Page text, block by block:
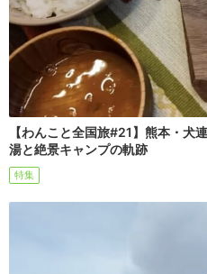
【わんこと全国旅#21】熊本・犬
湯と絶景キャンプの軌跡
特集